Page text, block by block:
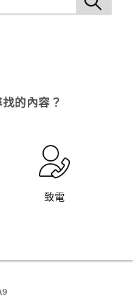
的內容？
致電